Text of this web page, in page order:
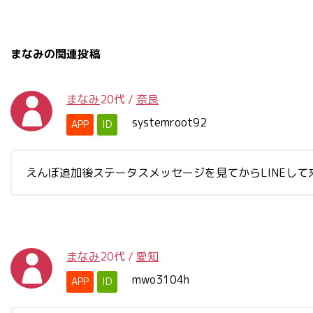
まなみの関連投稿
まなみ20代 / 奈良
APP ID systemroot92
えんぼ追加後ステータスメッセージを見てからLINEして
まなみ20代 / 愛知
APP ID mwo3104h